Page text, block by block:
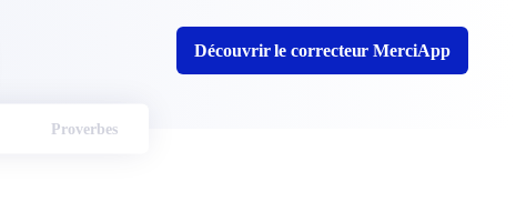
Découvrir le correcteur MerciApp
Proverbes